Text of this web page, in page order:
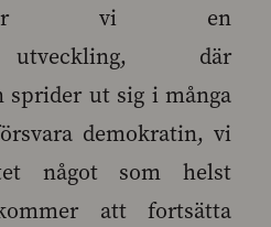
ser vi en
utveckling, där
sprider ut sig i många
demokratin, vi
något som helst
att fortsätta